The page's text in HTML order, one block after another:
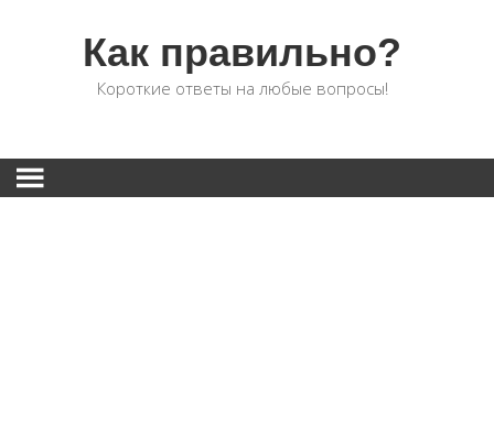
Как правильно?
Короткие ответы на любые вопросы!